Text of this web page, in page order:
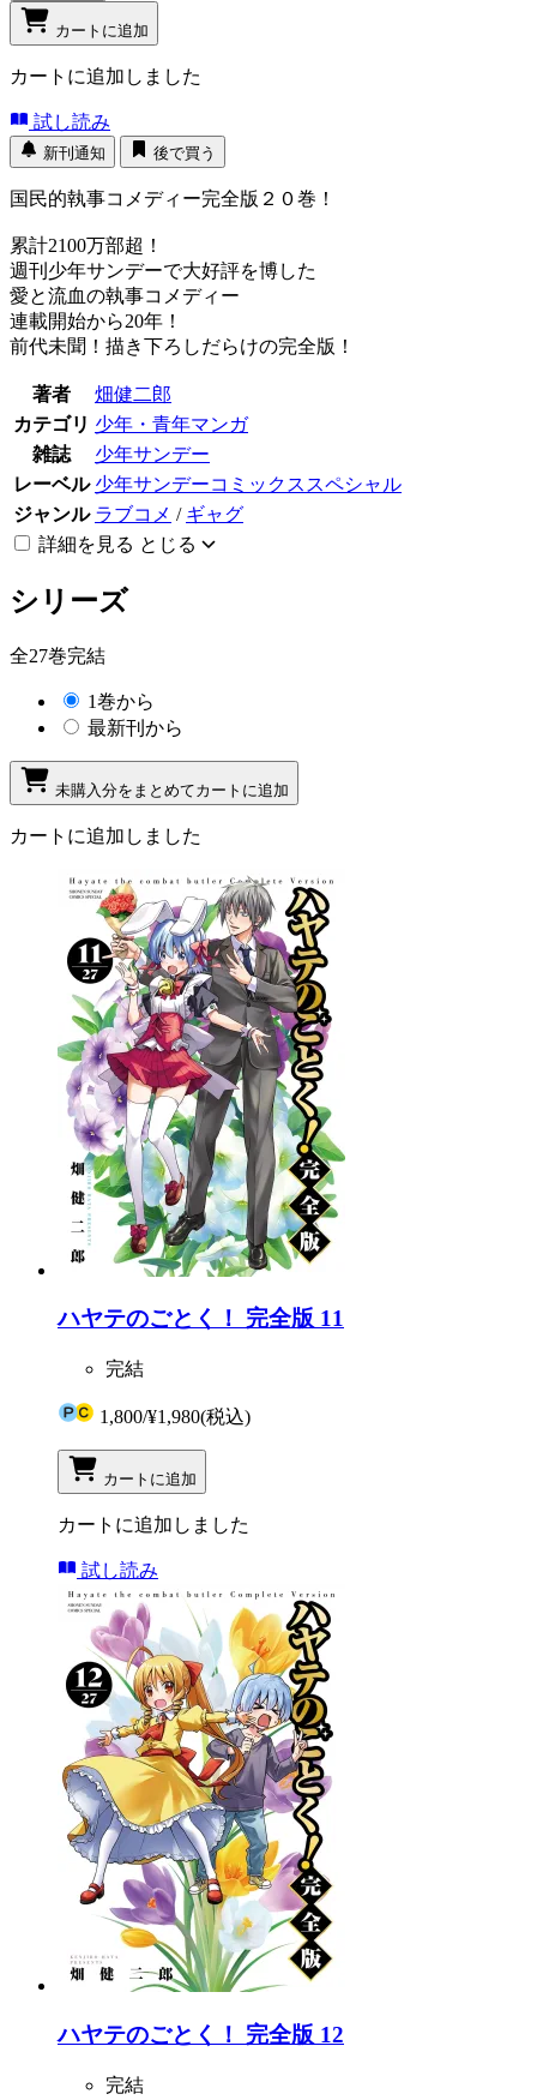
カートに追加
カートに追加しました
試し読み
新刊通知 後で買う
国民的執事コメディー完全版２０巻！
累計2100万部超！
週刊少年サンデーで大好評を博した
愛と流血の執事コメディー
連載開始から20年！
前代未聞！描き下ろしだらけの完全版！
著者
畑健二郎
カテゴリ 少年・青年マンガ
雑誌
少年サンデー
レーベル 少年サンデーコミックススペシャル
ジャンル ラブコメ / ギャグ
詳細を見る とじる
シリーズ
全27巻完結
1巻から
最新刊から
未購入分をまとめてカートに追加
カートに追加しました
ハヤテのごとく！ 完全版 11
完結
1,800/¥1,980(税込)
カートに追加
カートに追加しました
試し読み
ハヤテのごとく！ 完全版 12
完結